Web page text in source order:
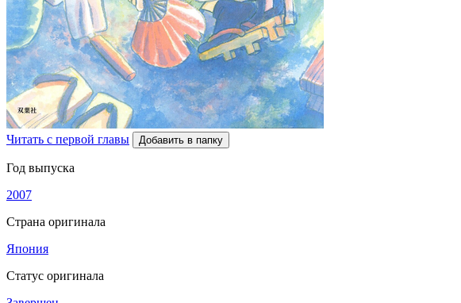
Читать с первой главы Добавить в папку
Год выпуска
2007
Страна оригинала
Япония
Статус оригинала